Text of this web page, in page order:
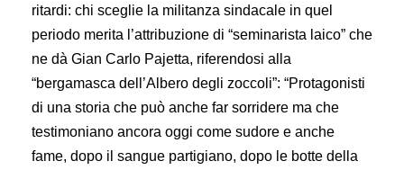
ritardi: chi sceglie la militanza sindacale in quel
periodo merita l’attribuzione di “seminarista laico” che
ne dà Gian Carlo Pajetta, riferendosi alla
“bergamasca dell’Albero degli zoccoli”: “Protagonisti
di una storia che può anche far sorridere ma che
testimoniano ancora oggi come sudore e anche
fame, dopo il sangue partigiano, dopo le botte della